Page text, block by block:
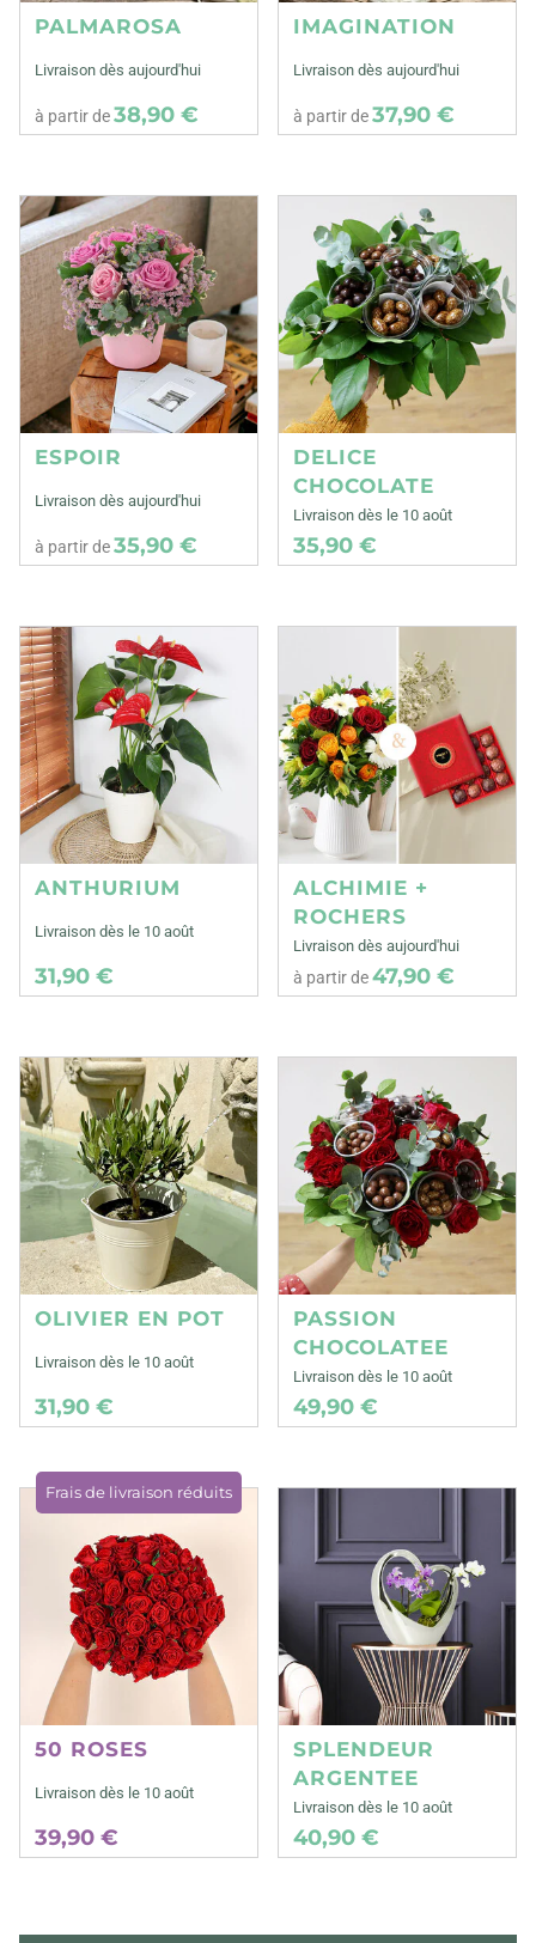
PALMAROSA
Livraison dès aujourd'hui
à partir de38,90 €
IMAGINATION
Livraison dès aujourd'hui
à partir de37,90 €
ESPOIR
Livraison dès aujourd'hui
à partir de35,90 €
DELICE
CHOCOLATE
Livraison dès le 10 août
35,90 €
ANTHURIUM
Livraison dès le 10 août
31,90 €
ALCHIMIE +
ROCHERS
Livraison dès aujourd'hui
à partir de47,90 €
OLIVIER EN POT
Livraison dès le 10 août
31,90 €
PASSION
CHOCOLATEE
Livraison dès le 10 août
49,90 €
Frais de livraison réduits
50 ROSES
Livraison dès le 10 août
39,90 €
SPLENDEUR
ARGENTEE
Livraison dès le 10 août
40,90 €